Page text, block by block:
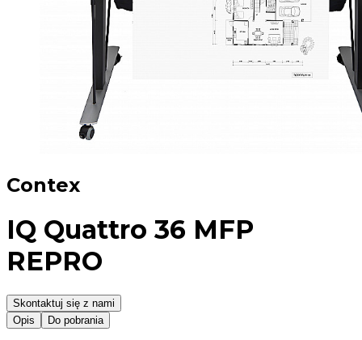
Contex
IQ Quattro 36 MFP
REPRO
Skontaktuj się z nami
Opis
Do pobrania